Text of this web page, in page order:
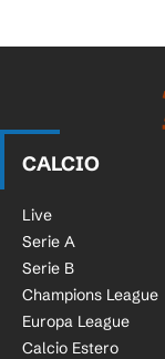
CALCIO
Live
Serie A
Serie B
Champions League
Europa League
Calcio Estero